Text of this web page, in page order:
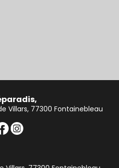
Villars, 77300 Fontainebleau